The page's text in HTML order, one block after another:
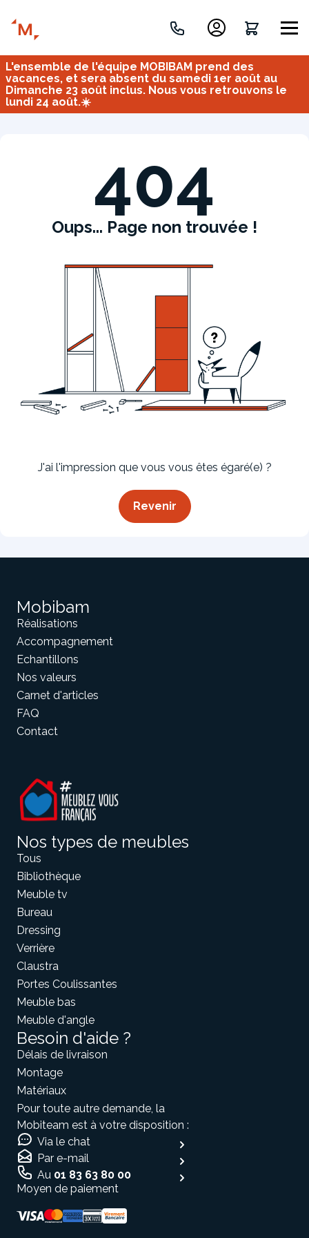
Inspirez-vous du catalogue
Personnalisez nos modèles pour créer le meuble qui vous
Tous Bureau
Meuble tv Dressing
Coulissantes
Créez votre projet de A à Z
L'ensemble de l'équipe MOBIBAM prend des
vacances, et sera absent du samedi 1er août au
Dimanche 23 août inclus. Nous vous retrouvons le
lundi 24 août.☀️
404
Oups... Page non trouvée !
J'ai l'impression que vous vous êtes égaré(e) ?
Revenir
Mobibam
Réalisations
Accompagnement
Echantillons
Nos valeurs
Carnet d'articles
FAQ
Contact
Nos types de meubles
Tous
Bibliothèque
Meuble tv
Bureau
Dressing
Verrière
Claustra
Portes Coulissantes
Meuble bas
Meuble d'angle
Besoin d'aide ?
Délais de livraison
Montage
Matériaux
Pour toute autre demande, la
Mobiteam est à votre disposition :
Via le chat
Par e-mail
Au 01 83 63 80 00
Moyen de paiement